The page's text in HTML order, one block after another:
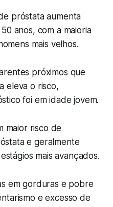
próstata aumenta
anos, com a maioria
mais velhos.
próximos que
eleva o risco,
foi em idade jovem.
maior risco de
e geralmente
mais avançados.
em gorduras e pobre
e excesso de